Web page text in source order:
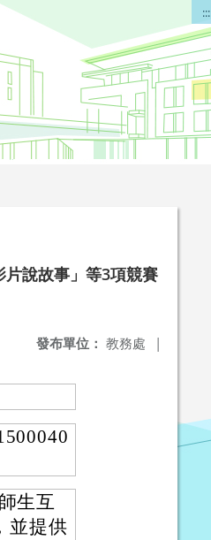
:::
說故事」等3項競賽
發布單位： 教務處 |
生互
並提供